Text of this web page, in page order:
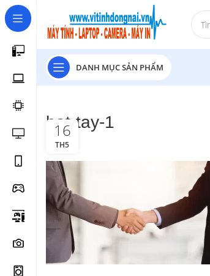
DANH MỤC SẢN PHẨM
bat-tay-1
16
TH5